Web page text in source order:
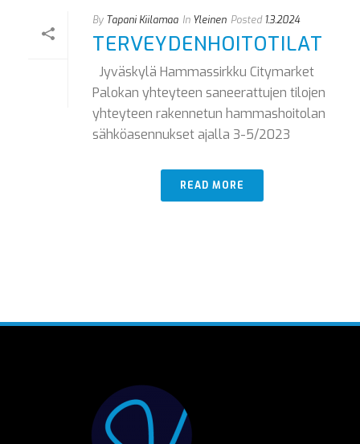
By Tapani Kiilamaa In Yleinen Posted 1.3.2024
TERVEYDENHOITOTILAT
Jyväskylä Hammassirkku Citymarket
Palokan yhteyteen saneerattujen tilojen
yhteyteen rakennetun hammashoitolan
sähköasennukset ajalla 3-5/2023
READ MORE